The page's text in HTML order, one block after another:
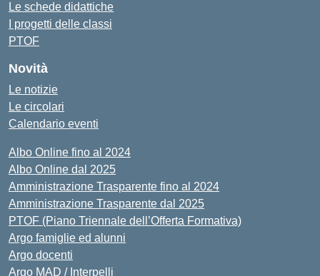
Le schede didattiche
I progetti delle classi
PTOF
Novità
Le notizie
Le circolari
Calendario eventi
Albo Online fino al 2024
Albo Online dal 2025
Amministrazione Trasparente fino al 2024
Amministrazione Trasparente dal 2025
PTOF (Piano Triennale dell’Offerta Formativa)
Argo famiglie ed alunni
Argo docenti
Argo MAD / Interpelli